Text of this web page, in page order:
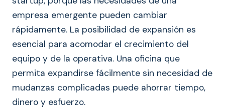
empresa emergente pueden cambiar
rápidamente. La posibilidad de expansión es
esencial para acomodar el crecimiento del
equipo y de la operativa. Una oficina que
permita expandirse fácilmente sin necesidad de
mudanzas complicadas puede ahorrar tiempo,
dinero y esfuerzo.